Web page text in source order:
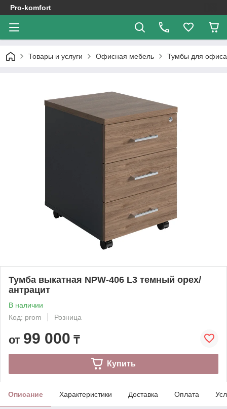
Pro-komfort
Товары и услуги Офисная мебель Тумбы для офиса
Тумба выкатная NPW-406 L3 темный орех/
антрацит
В наличии
Код: prom
Розница
от 99 000 ₸
Купить
Описание Характеристики Доставка Оплата